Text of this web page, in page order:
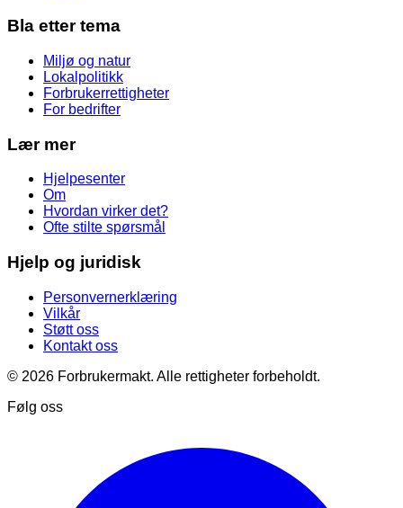
Bla etter tema
Miljø og natur
Lokalpolitikk
Forbrukerrettigheter
For bedrifter
Lær mer
Hjelpesenter
Om
Hvordan virker det?
Ofte stilte spørsmål
Hjelp og juridisk
Personvernerklæring
Vilkår
Støtt oss
Kontakt oss
© 2026 Forbrukermakt. Alle rettigheter forbeholdt.
Følg oss